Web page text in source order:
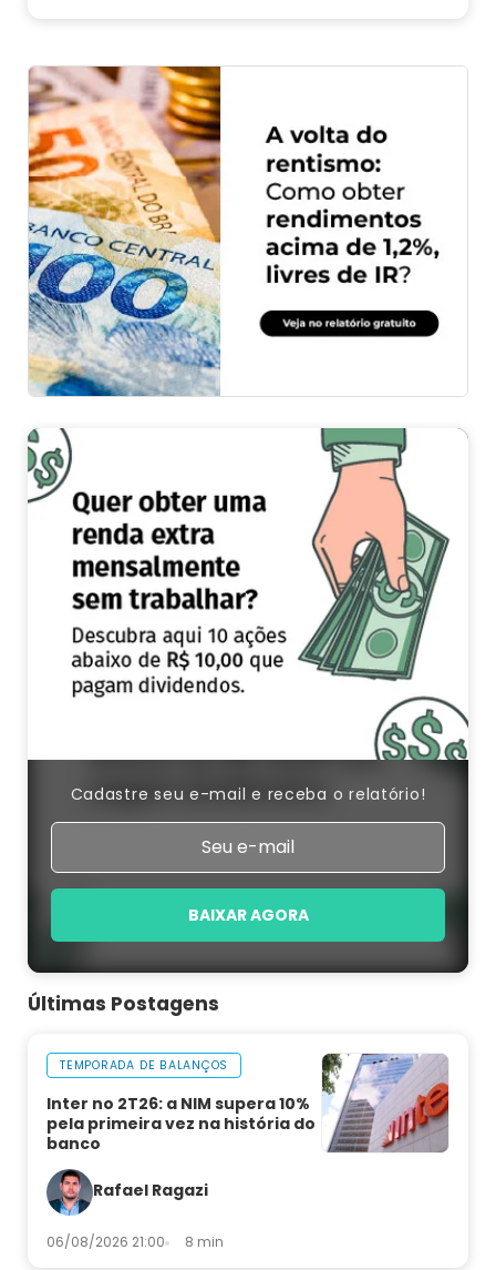
Cadastre seu e-mail e receba o relatório!
BAIXAR AGORA
Últimas Postagens
TEMPORADA DE BALANÇOS
Inter no 2T26: a NIM supera 10%
pela primeira vez na história do
banco
Rafael Ragazi
06/08/2026 21:00 8 min